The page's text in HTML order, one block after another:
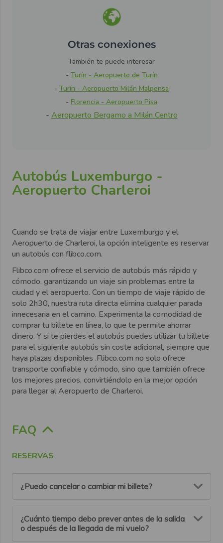
Autobús Luxemburgo -
Aeropuerto Charleroi
Cuando se trata de viajar entre Luxemburgo y el
Aeropuerto de Charleroi, la opción inteligente es reservar
un autobús con flibco.com.
Flibco.com ofrece elservicio de autobús más rápido y
cómodo, garantizando un viaje sin problemas entre la
ciudad y el aeropuerto. Con un tiempo de viaje rápido de
solo 2h30, nuestra ruta directa elimina cualquier parada
innecesaria en el camino. Experimenta la comodidad de
comprar tu billete en línea, lo que te permite ahorrar
dinero. Y si te pierdes el autobús puedes utilizar tu billete
para el siguiente autobús sin coste adicional, siempre que
haya plazas disponibles .Flibco.com no solo ofrece
transporte confiable y cómodo, sino que también ofrece
los mejores precios, convirtiéndolo en la mejor opción
para llegar al Aeropuerto de Charleroi.
FAQ
RESERVAS
¿Puedo cancelar o cambiar mi billete?
Puedes cancelar o modificar tu reserva hasta 6 horas
antes de la salida programada.
¿Cuánto tiempo debo prever antes de la salida
o después de la llegada de mi vuelo?
Otras conexiones
También te puede interesar
- Turín - Aeropuerto de Turín
- Turín - Aeropuerto Milán Malpensa
- Florencia - Aeropuerto Pisa
-Aeropuerto Bergamo a Milán Centro